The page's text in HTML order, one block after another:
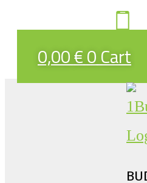
0,00€0Cart